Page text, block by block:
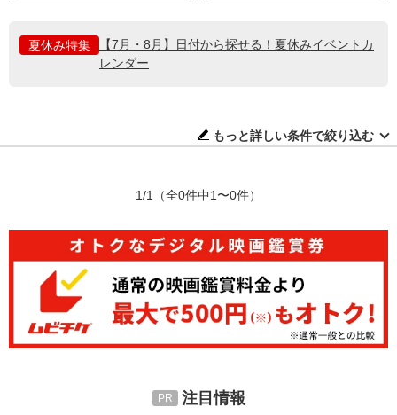
夏休み特集
【7月・8月】日付から探せる！夏休みイベントカ
レンダー
もっと詳しい条件で絞り込む
1/1 （全0件中1〜0件）
注目情報